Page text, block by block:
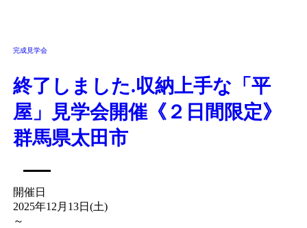
完成見学会
終了しました.収納上手な「平
屋」見学会開催《２日間限定》
群馬県太田市
開催日
2025年12月13日(土)
～